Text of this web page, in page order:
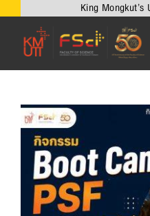
content
King
หน้าหลัก
เกี่ยวกับคณะ
วิชาการ
งานวิจัยและนวัตกรรม
เครือข่ายความร่วมมือ